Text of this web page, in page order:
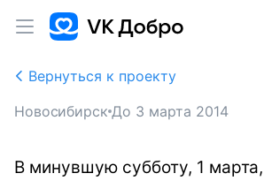
Вернуться к проекту
Новосибирск До 3 марта 2014
В минувшую субботу, 1